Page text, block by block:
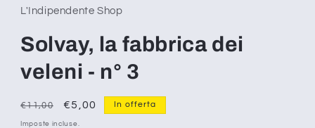
1
in
modale
L'Indipendente Shop
Solvay, la fabbrica dei
veleni - n° 3
Prezzo
di
€11,00
Prezzo
scontato
€5,00 In offerta
Imposte incluse.